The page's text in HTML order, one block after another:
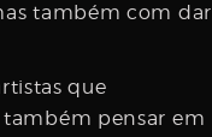
também com dar
que
pensar em